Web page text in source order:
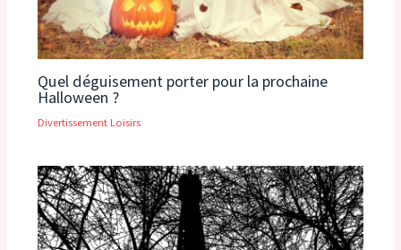
Quel déguisement porter pour la prochaine
Halloween ?
Divertissement Loisirs